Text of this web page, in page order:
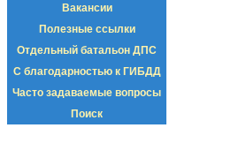
Вакансии
Полезные ссылки
Отдельный батальон ДПС
С благодарностью к ГИБДД
Часто задаваемые вопросы
Поиск